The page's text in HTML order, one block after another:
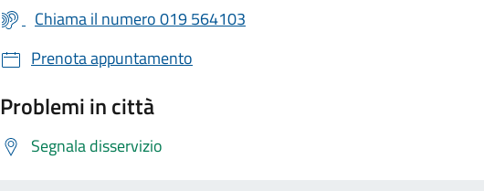
Chiama il numero 019 564103
Prenota appuntamento
Problemi in città
Segnala disservizio